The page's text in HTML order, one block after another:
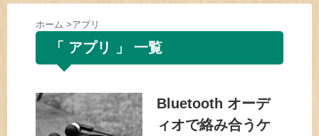
ホーム >アプリ
「 アプリ 」 一覧
Bluetooth オーデ
ィオで絡み合うケ